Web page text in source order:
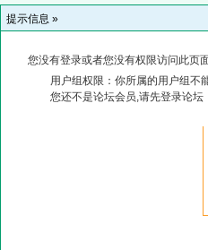
提示信息 »
您没有登录或者您没有权限访问此页
用户组权限：你所属的用户组不
您还不是论坛会员,请先登录论坛